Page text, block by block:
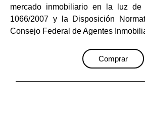
mercado inmobiliario en la luz
1066/2007 y la Disposición
Consejo Federal de Agentes
Comprar